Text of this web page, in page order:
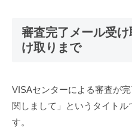
審査完了メール受
け取りまで
VISAセンターによる審査が
関しまして」というタイト
す。